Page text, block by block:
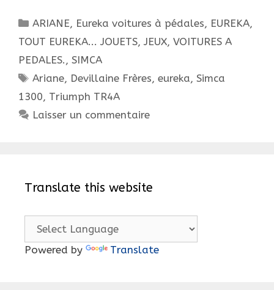
Catégories
ARIANE, Eureka voitures à pédales, EUREKA,
TOUT EUREKA... JOUETS, JEUX, VOITURES A
PEDALES. , SIMCA
Étiquettes
Ariane, Devillaine Frères,eureka,Simca
1300, Triumph TR4A
Laisser un commentaire
Translate this website
Powered by Translate